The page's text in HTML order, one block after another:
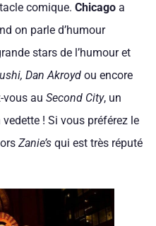
comique. Chicagoa
on parle d’humour
stars de l’humour et
Dan Akroydou encore
vous au Second City, un
! Si vous préférez le
Zanie’squi est très réputé